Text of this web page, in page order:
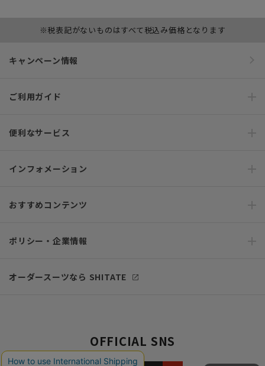
※税表記がないものはすべて税込み価格となります
キャンペーン情報
ご利用ガイド
便利なサービス
インフォメーション
おすすめコンテンツ
ポリシー・企業情報
オーダースーツなら SHITATE
OFFICIAL SNS